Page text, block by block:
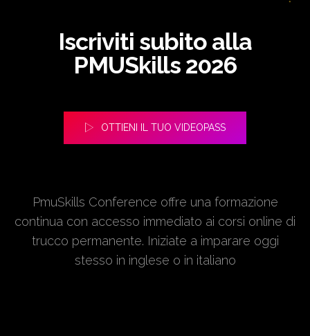
Iscriviti subito alla
PMUSkills 2026
OTTIENI IL TUO VIDEOPASS
PmuSkills Conference offre una formazione
continua con accesso immediato ai corsi online di
trucco permanente. Iniziate a imparare oggi
stesso in inglese o in italiano